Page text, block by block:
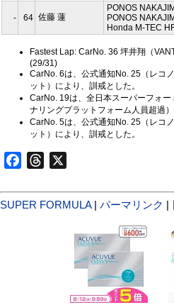
- 64 佐藤 蓮
PONOS
PONOS
Honda M-TEC
Fastest Lap: CarNo. 36 坪井翔（
(29/31)
CarNo. 6は、公式通知No. 25（レコ
ット）により、訓戒とした。
CarNo. 19は、全日本スーパーフォ
ナリングプラットフォーム人員超過
CarNo. 5は、公式通知No. 25（レコ
ット）により、訓戒とした。
FacebookThreads
SUPER FORMULA| パーマリンク |